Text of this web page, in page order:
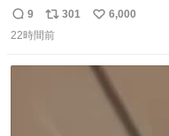
たらゲソのおまけがつ
らないけど、とても愛
浜八景島シーパラダイス
返
信
9
リ
ポ
301
い
数
6,000
22時間前